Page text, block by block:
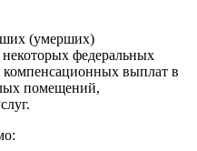
(умерших)
федеральных
компенсационных выплат в
помещений,